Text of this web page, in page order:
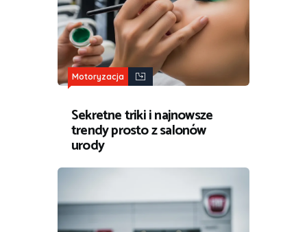
Motoryzacja
Sekretne triki i najnowsze
trendy prosto z salonów
urody